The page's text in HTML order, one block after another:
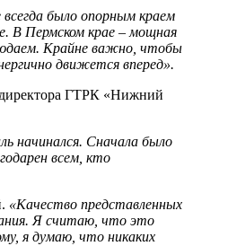
было опорным краем
В Пермском крае – мощная
Крайне важно, чтобы
движется вперед».
директора ГТРК «Нижний
начинался. Сначала было
всем, кто
«Качество представленных
Я считаю, что это
я думаю, что никаких